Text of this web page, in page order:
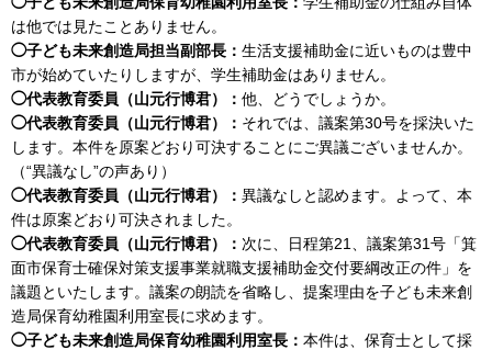
は他では見たことありません。
◯子ども未来創造局担当副部長： 生活支援補助金に近いものは豊中
市が始めていたりしますが、学生補助金はありません。
◯代表教育委員（山元行博君）： 他、どうでしょうか。
◯代表教育委員（山元行博君）： それでは、議案第30号を採決いた
します。本件を原案どおり可決することにご異議ございませんか。
（“異議なし”の声あり）
◯代表教育委員（山元行博君）： 異議なしと認めます。よって、本
件は原案どおり可決されました。
◯代表教育委員（山元行博君）： 次に、日程第21、議案第31号「箕
面市保育士確保対策支援事業就職支援補助金交付要綱改正の件」を
議題といたします。議案の朗読を省略し、提案理由を子ども未来創
造局保育幼稚園利用室長に求めます。
◯子ども未来創造局保育幼稚園利用室長： 本件は、保育士として採